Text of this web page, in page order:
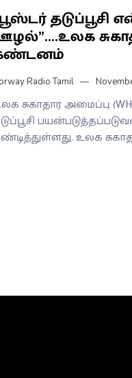
தடுப்பூசி
Radio Tamil
சுகாதார அமைப்பு
உலக